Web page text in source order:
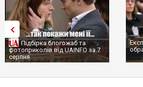
Підбірка блогожаб та
фотоприколів від UAINFO за 7
серпня